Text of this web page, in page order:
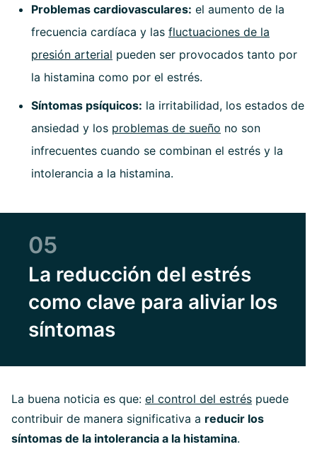
Problemas cardiovasculares: el aumento de la
frecuencia cardíaca y las fluctuaciones de la
presión arterial pueden ser provocados tanto por
la histamina como por el estrés.
Síntomas psíquicos: la irritabilidad, los estados de
ansiedad y los problemas de sueño no son
infrecuentes cuando se combinan el estrés y la
intolerancia a la histamina.
05
La reducción del estrés
como clave para aliviar los
síntomas
La buena noticia es que: el control del estrés puede
contribuir de manera significativa a reducir los
síntomas de la intolerancia a la histamina.